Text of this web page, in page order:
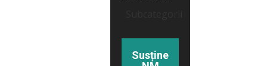
Susține